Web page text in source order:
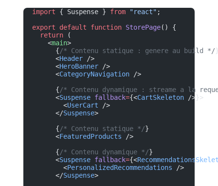
import { Suspense } from "react" ;
export default function StorePage() {
  return
(
    <
main>
      {
/* Contenu statique : genere au build */
      <
Header />
      <
HeroBanner />
      <
CategoryNavigation />
      {
/* Contenu dynamique : streame a la
      <
Suspense fallback={<CartSkeleton />}>
        <
UserCart />
      </
Suspense>
      {
/* Contenu statique */}
      <
FeaturedProducts />
      {
/* Contenu dynamique */}
      <
Suspense fallback={<
        <
PersonalizedRecommendations />
      </
Suspense>